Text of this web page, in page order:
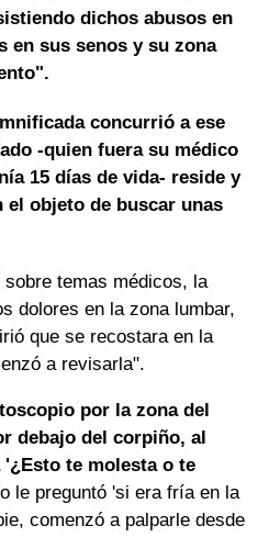
dichos abusos en
en sus senos y su zona
concurrió a ese
-quien fuera su médico
15 días de vida- reside y
objeto de buscar unas
temas médicos, la
dolores en la zona lumbar,
que se recostara en la
a revisarla".
por la zona del
debajo del corpiño, al
te molesta o te
le preguntó 'si era fría en la
comenzó a palparle desde